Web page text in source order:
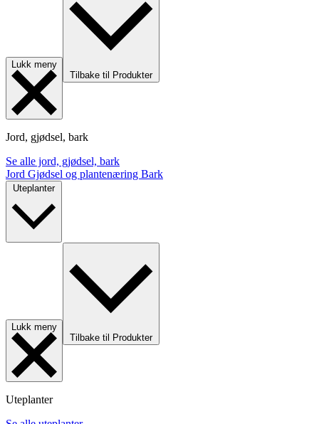
Lukk meny
Tilbake til Produkter
Jord, gjødsel, bark
Se alle jord, gjødsel, bark
Jord Gjødsel og plantenæring Bark
Uteplanter
Lukk meny
Tilbake til Produkter
Uteplanter